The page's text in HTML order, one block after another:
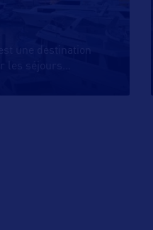
une destination